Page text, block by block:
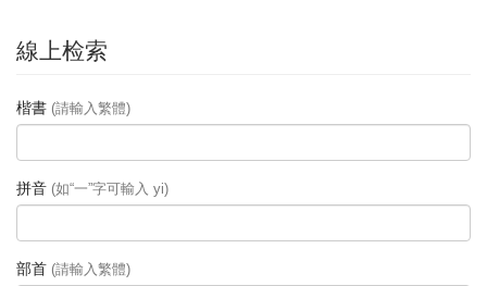
線上检索
楷書 (請輸入繁體)
拼音 (如“一”字可輸入 yi)
部首 (請輸入繁體)